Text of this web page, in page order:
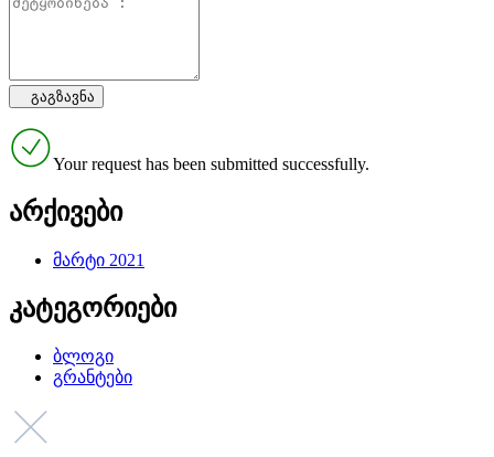
Your request has been submitted successfully.
არქივები
მარტი 2021
კატეგორიები
ბლოგი
გრანტები